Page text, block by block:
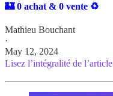
🏰 0 achat & 0 vente ♻️
Mathieu Bouchant
·
May 12, 2024
Lisez l’intégralité de l’article